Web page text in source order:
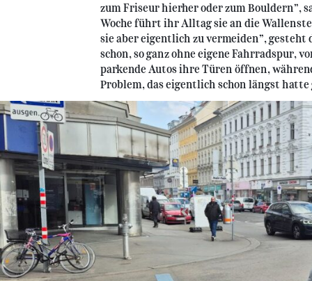
zum Friseur hierher oder zum Bouldern”,
Woche führt ihr Alltag sie an die
sie aber eigentlich zu vermeiden”, gesteht
schon, so ganz ohne eigene Fahrradspur,
parkende Autos ihre Türen öffnen,
Problem, das eigentlich schon längst